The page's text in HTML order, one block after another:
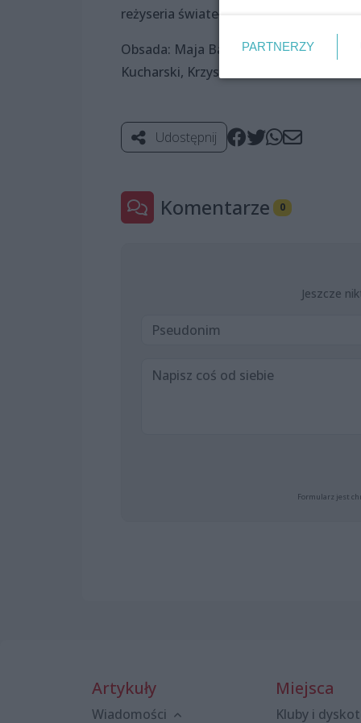
reżyseria świateł: Maciej Iwańczyk
Obsada: Maja Bartlewska, Danuta
Kucharski, Krzysztof Tarasiuk
Udostępnij
Komentarze 0
Jeszcze
Formularz jest
Artykuły
Wiadomości
Miejsca
Kluby i
PARTNERZY